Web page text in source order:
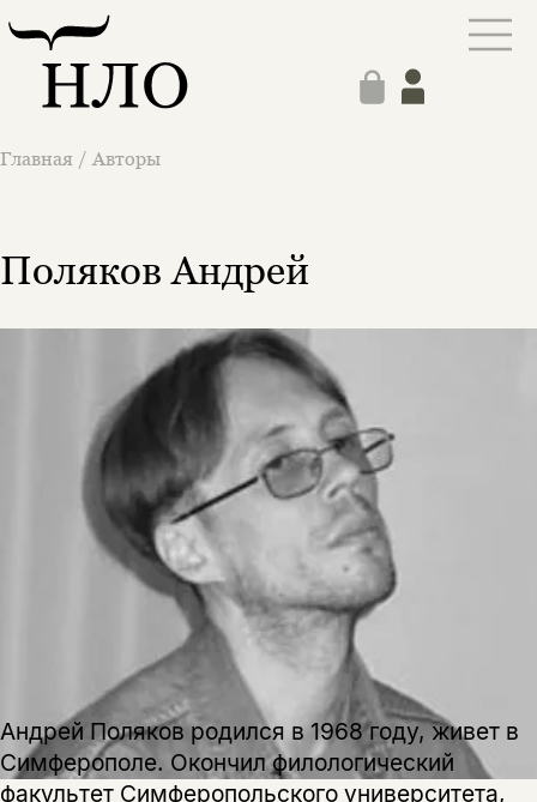
Главная / Авторы
Поляков Андрей
Андрей Поляков родился в 1968 году, живет в
Симферополе. Окончил филологический
факультет Симферопольского университета,
Подписка на рассылку
Раз в неделю мы отправляем рассылку
о книгах и событиях «НЛО».
За подписку дарим промокод на
скидку 15%
Этой книги временно
нет в продаже.
Вы можете подписаться на
уведомления, и при поступлении книги
на склад получить письмо на указанный
электронный адрес.
Эта книга
не предназначена для
несовершеннолетних